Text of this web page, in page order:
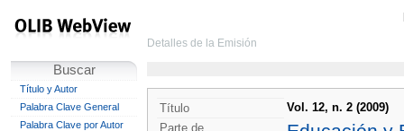
Buscar
Título y Autor
Palabra Clave General
Palabra Clave por Autor
Detalles de la Emisión
Título
Vol. 12, n. 2 (2009)
Parte de